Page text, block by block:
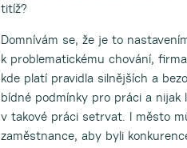
titíž?
Domnívám se, že je to
k problematickému chování,
kde platí pravidla silnějších a
bídné podmínky pro práci a
v takové práci setrvat. I město
zaměstnance, aby byli